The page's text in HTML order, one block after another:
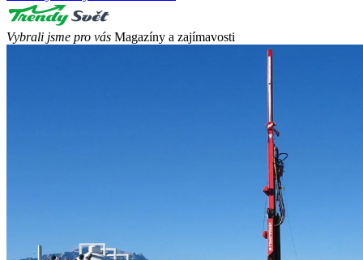
Vybrali jsme pro vás Magazíny a zajímavosti